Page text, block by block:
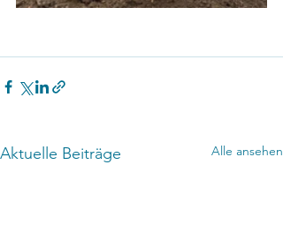
Aktuelle Beiträge Alle ansehen